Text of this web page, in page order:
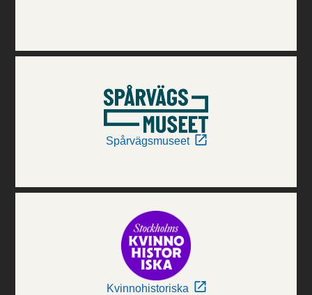
Spårvägsmuseet
Kvinnohistoriska